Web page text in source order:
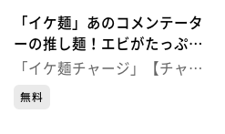
「イケ麺」あのコメンテータ
ーの推し麺！エビがたっぷり
乗った極上の一杯 【中華れ
台・青葉区）
「イケ麺チャージ」【チャー
ジ！】
無料